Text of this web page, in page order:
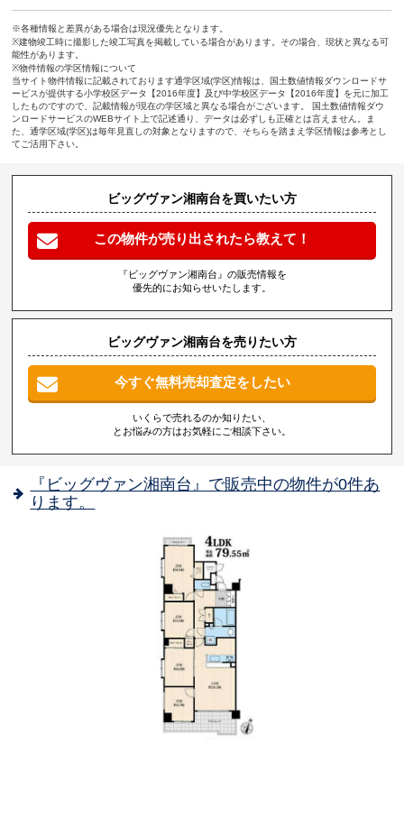
※各種情報と差異がある場合は現況優先となります。
※建物竣工時に撮影した竣工写真を掲載している場合があります。その場合、現状と異なる可
能性があります。
※物件情報の学区情報について
当サイト物件情報に記載されております通学区域(学区)情報は、国土数値情報ダウンロードサ
ービスが提供する小学校区データ【2016年度】及び中学校区データ【2016年度】を元に加工
したものですので、記載情報が現在の学区域と異なる場合がございます。 国土数値情報ダウ
ンロードサービスのWEBサイト上で記述通り、データは必ずしも正確とは言えません。ま
た、通学区域(学区)は毎年見直しの対象となりますので、そちらを踏まえ学区情報は参考とし
てご活用下さい。
ビッグヴァン湘南台を買いたい方
この物件が売り出されたら教えて！
『ビッグヴァン湘南台』の販売情報を
優先的にお知らせいたします。
ビッグヴァン湘南台を売りたい方
今すぐ無料売却査定をしたい
いくらで売れるのか知りたい、
とお悩みの方はお気軽にご相談下さい。
『ビッグヴァン湘南台』で販売中の物件が0件あ
ります。